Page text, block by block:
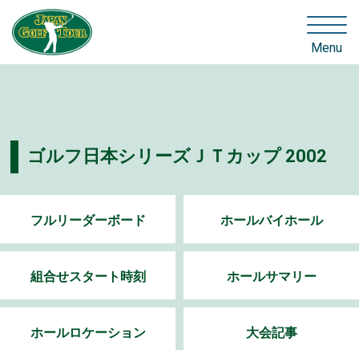
Menu
ゴルフ日本シリーズＪＴカップ 2002
フルリーダーボード ホールバイホール
組合せスタート時刻 ホールサマリー
ホールロケーション 大会記事